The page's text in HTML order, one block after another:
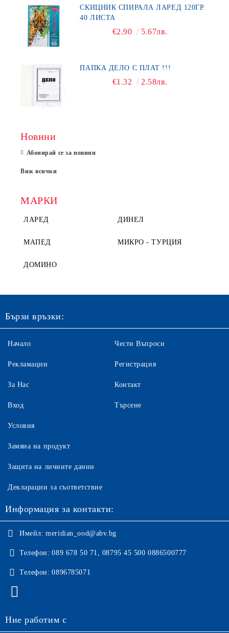
СКИЦНИК СПИРАЛА ЛАРЕД 120ГР.
40 ЛИСТА
€2.90 5.67лв.
ПАПКА ДЕЛО С ПЛАТ !!!
€1.32 2.58лв.
Новини
Абонирай се за новини
Виж всички
МАРКИ
ЛАРЕД ДИНЕЛ
МАПЕД МИКРО - ТУРЦИЯ
ДОМИНО
Бързи връзки:
Начало
Рекламации
За Нас
Вход
Чести Въпроси
Регистрация
Контакт
Търсене
Условия
Замяна на продукт
Защита на личните данни
Декларации за съответствие
Информация за контакти:
Имейл: meridian_ood@abv.bg
Телефон: 089 678 50 71, 08795 45 500 0886500777
Телефон: 0896785071
Ние работим с